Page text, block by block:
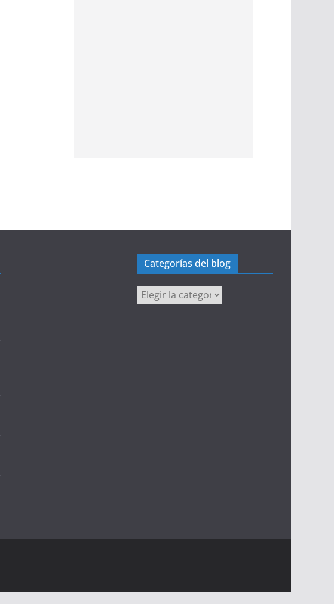
Categorías del blog
Categorías
del